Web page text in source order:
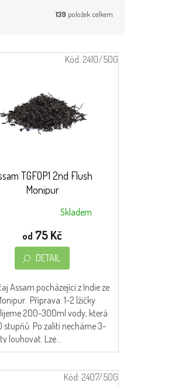
139 položek celkem
TGFOP1 2nd Flush
Monipur
Skladem
od 75 Kč
DETAIL
Assam pocházející z Indie ze
Příprava: 1-2 lžičky
200-300ml vody, která
stupňů. Po zalití necháme 3-
louhovat. Lze...
Kód: 2410/50G
Kód: 2407/50G